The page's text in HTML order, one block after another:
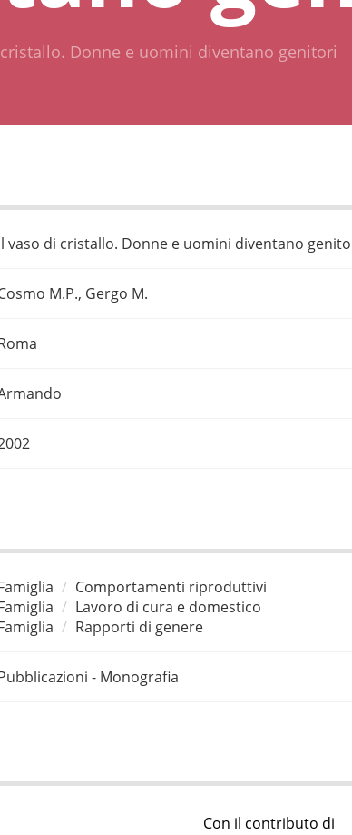
Donne e uomini diventano genitori
vaso di cristallo. Donne e uomini diventano
M.P., Gergo M.
Comportamenti riproduttivi
Lavoro di cura e domestico
Rapporti di genere
- Monografia
Con il contributo di